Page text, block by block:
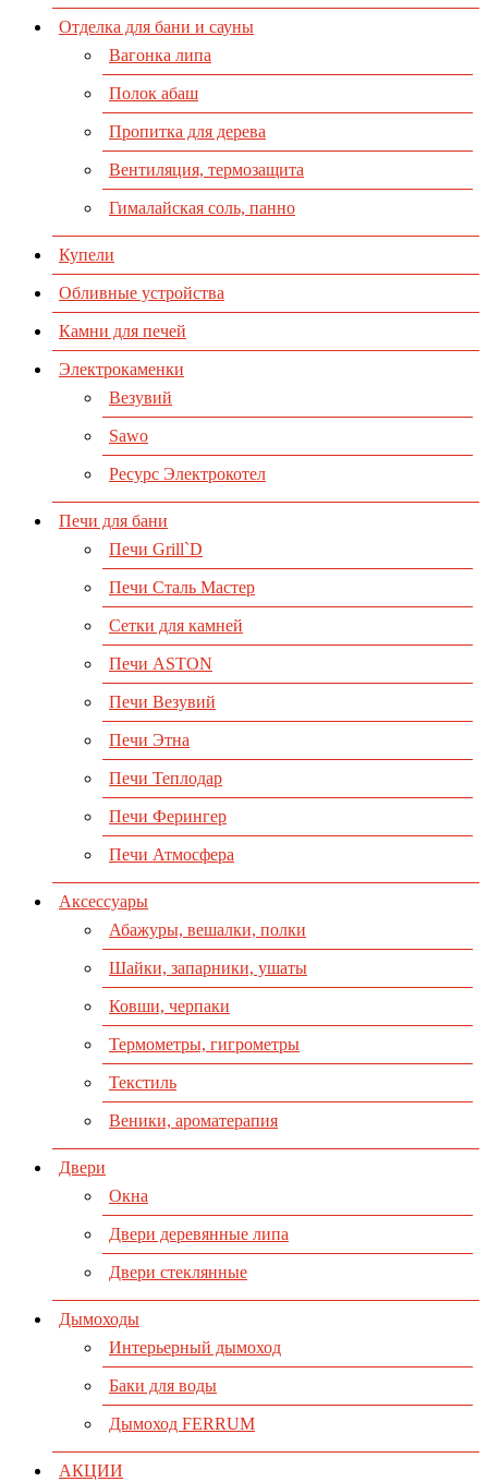
Отделка для бани и сауны
Вагонка липа
Полок абаш
Пропитка для дерева
Вентиляция, термозащита
Гималайская соль, панно
Купели
Обливные устройства
Камни для печей
Электрокаменки
Везувий
Sawo
Ресурс Электрокотел
Печи для бани
Печи Grill`D
Печи Сталь Мастер
Сетки для камней
Печи ASTON
Печи Везувий
Печи Этна
Печи Теплодар
Печи Ферингер
Печи Атмосфера
Аксессуары
Абажуры, вешалки, полки
Шайки, запарники, ушаты
Ковши, черпаки
Термометры, гигрометры
Текстиль
Веники, ароматерапия
Двери
Окна
Двери деревянные липа
Двери стеклянные
Дымоходы
Интерьерный дымоход
Баки для воды
Дымоход FERRUM
АКЦИИ